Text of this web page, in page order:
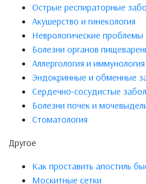
Острые респираторные
Акушерство и гинекология
Неврологические проблемы
Болезни органов
Аллергология и иммунология
Эндокринные и обменные
Сердечно-сосудистые
Болезни почек и
Стоматология
Другое
Как проставить апостиль
Москитные сетки